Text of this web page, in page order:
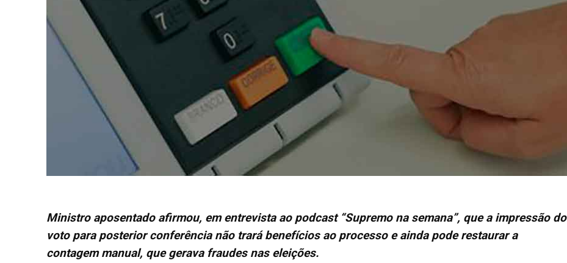
Ministro aposentado afirmou, em entrevista ao podcast “Supremo na semana”, que a impressão do
voto para posterior conferência não trará benefícios ao processo e ainda pode restaurar a
contagem manual, que gerava fraudes nas eleições.